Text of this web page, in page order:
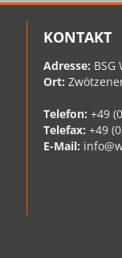
KONTAKT
Adresse: BSG
Ort:
Telefon:+49
Telefax:+49
E-Mail: